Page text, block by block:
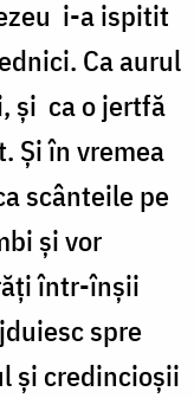
i-a ispitit
Ca aurul
şi ca o jertfă
Şi în vremea
scânteile pe
şi vor
într-înşii
spre
şi credincioşii